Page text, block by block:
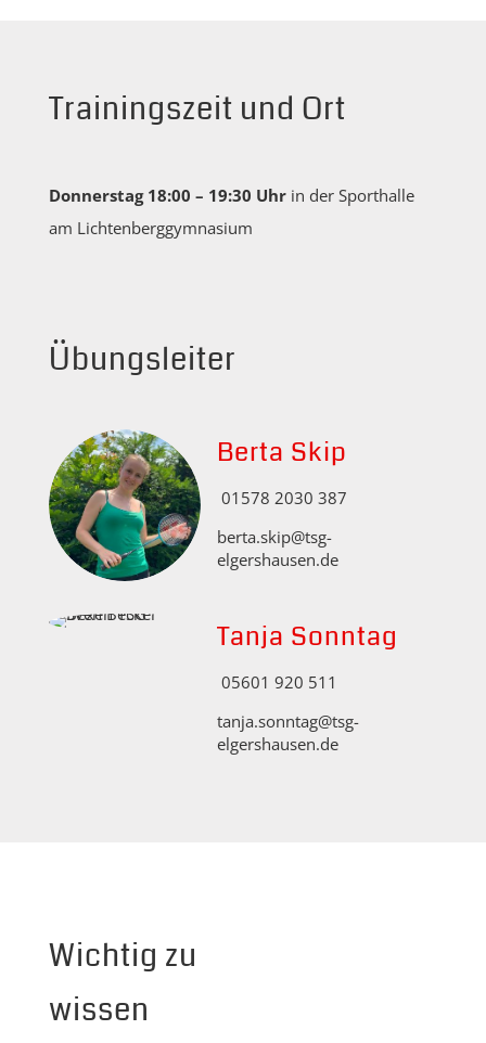
Trainingszeit und Ort
Donnerstag 18:00 – 19:30 Uhrin der Sporthalle
am Lichtenberggymnasium
Übungsleiter
Berta Skip
01578 2030 387
berta.skip@tsg-
elgershausen.de
Tanja Sonntag
05601 920 511
tanja.sonntag@tsg-
elgershausen.de
Wichtig zu
wissen